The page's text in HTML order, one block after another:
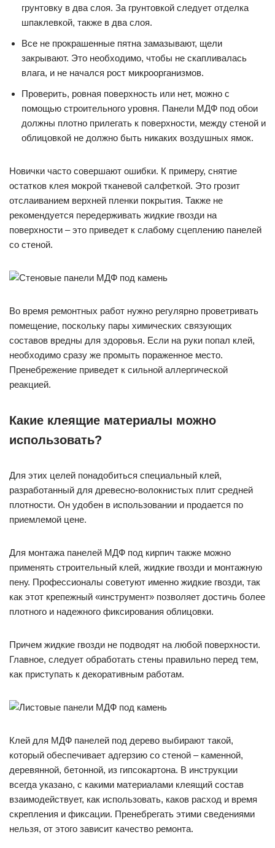
грунтовку в два слоя. За грунтовкой следует отделка
шпаклевкой, также в два слоя.
Все не прокрашенные пятна замазывают, щели
закрывают. Это необходимо, чтобы не скапливалась
влага, и не начался рост микроорганизмов.
Проверить, ровная поверхность или нет, можно с
помощью строительного уровня. Панели МДФ под обои
должны плотно прилегать к поверхности, между стеной и
облицовкой не должно быть никаких воздушных ямок.
Новички часто совершают ошибки. К примеру, снятие
остатков клея мокрой тканевой салфеткой. Это грозит
отслаиванием верхней пленки покрытия. Также не
рекомендуется передерживать жидкие гвозди на
поверхности – это приведет к слабому сцеплению панелей
со стеной.
Во время ремонтных работ нужно регулярно проветривать
помещение, поскольку пары химических связующих
составов вредны для здоровья. Если на руки попал клей,
необходимо сразу же промыть пораженное место.
Пренебрежение приведет к сильной аллергической
реакцией.
Какие клеящие материалы можно
использовать?
Для этих целей понадобиться специальный клей,
разработанный для древесно-волокнистых плит средней
плотности. Он удобен в использовании и продается по
приемлемой цене.
Для монтажа панелей МДФ под кирпич также можно
применять строительный клей, жидкие гвозди и монтажную
пену. Профессионалы советуют именно жидкие гвозди, так
как этот крепежный «инструмент» позволяет достичь более
плотного и надежного фиксирования облицовки.
Причем жидкие гвозди не подводят на любой поверхности.
Главное, следует обработать стены правильно перед тем,
как приступать к декоративным работам.
Клей для МДФ панелей под дерево выбирают такой,
который обеспечивает адгерзию со стеной – каменной,
деревянной, бетонной, из гипсокартона. В инструкции
всегда указано, с какими материалами клеящий состав
взаимодействует, как использовать, каков расход и время
скрепления и фиксации. Пренебрегать этими сведениями
нельзя, от этого зависит качество ремонта.